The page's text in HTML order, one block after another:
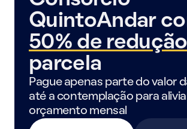
QuintoAndar
50% de redução
parcela
Pague apenas parte do valor
até a contemplação para
orçamento mensal